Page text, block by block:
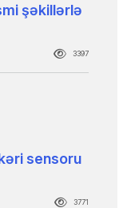
şəkillərlə
3397
sensoru
3771